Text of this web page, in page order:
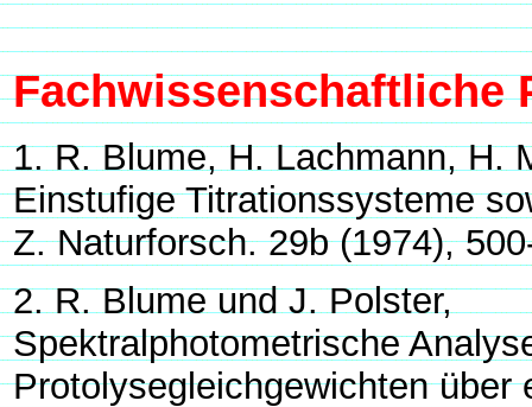
Fachwissenschaftliche
1. R. Blume, H. Lachmann, H.
Einstufige Titrationssysteme
Z. Naturforsch. 29b (1974),
2. R. Blume und J. Polster,
Spektralphotometrische
Protolysegleichgewichten über